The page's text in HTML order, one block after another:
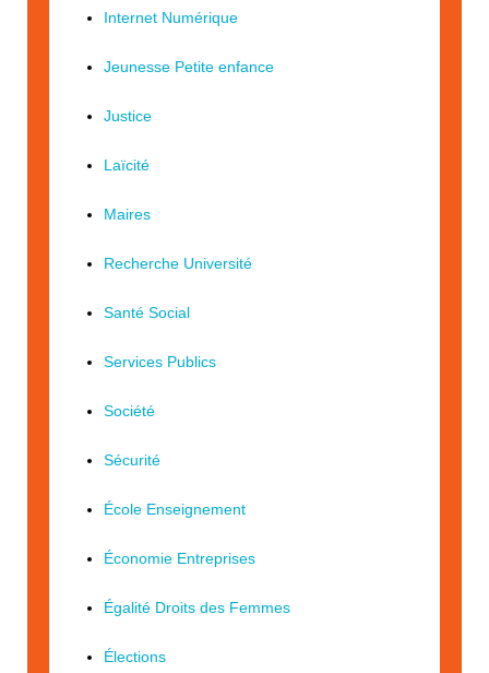
Internet Numérique
Jeunesse Petite enfance
Justice
Laïcité
Maires
Recherche Université
Santé Social
Services Publics
Société
Sécurité
École Enseignement
Économie Entreprises
Égalité Droits des Femmes
Élections